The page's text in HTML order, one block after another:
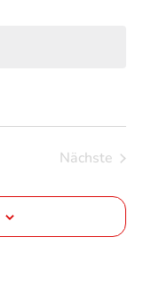
Nächste